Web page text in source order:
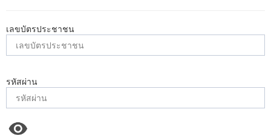
เลขบัตรประชาชน
รหัสผ่าน